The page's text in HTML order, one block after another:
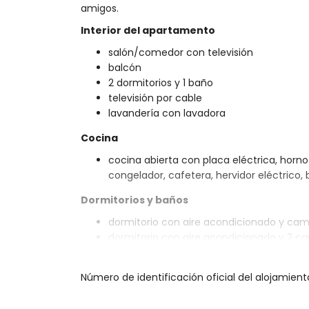
amigos.
Interior del apartamento
salón/comedor con televisión
balcón
2 dormitorios y 1 baño
televisión por cable
lavandería con lavadora
Cocina
cocina abierta con placa eléctrica,
congelador, cafetera, hervidor eléctrico,
Dormitorios y baños
dormitorio con aire acondicionado y
dormitorio con aire acondicionado y 2
Exterior del apartamento
Número de identificación oficial del